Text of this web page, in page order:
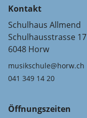
Kontakt
Schulhaus Allmend
Schulhausstrasse 17
6048 Horw
musikschule@horw.ch
041 349 14 20
Öffnungszeiten